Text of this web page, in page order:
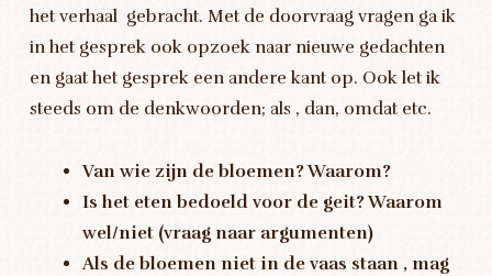
het verhaal gebracht. Met de doorvraag vragen ga ik
in het gesprek ook opzoek naar nieuwe gedachten
en gaat het gesprek een andere kant op. Ook let ik
steeds om de denkwoorden; als , dan, omdat etc.
Van wie zijn de bloemen? Waarom?
Is het eten bedoeld voor de geit? Waarom
wel/niet (vraag naar argumenten)
Als de bloemen niet in de vaas staan , mag